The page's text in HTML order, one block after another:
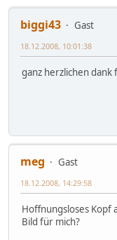
biggi43
Gast
18.12.2008, 10:01:38
ganz herzlichen
meg
Gast
18.12.2008, 14:29:58
Hoffnungsloses Kopf
Bild für mich?